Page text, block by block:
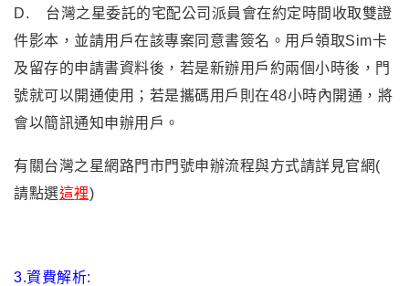
D.
台灣之星委託的宅配公司派員會在約定時間收取雙證
件影本，並請用戶在該專案同意書簽名。用戶領取Sim卡
及留存的申請書資料後，若是新辦用戶約兩個小時後，門
號就可以開通使用；若是攜碼用戶則在48小時內開通，將
會以簡訊通知申辦用戶。
有關台灣之星網路門市門號申辦流程與方式請詳見官網(
請點選這裡)
3.資費解析: